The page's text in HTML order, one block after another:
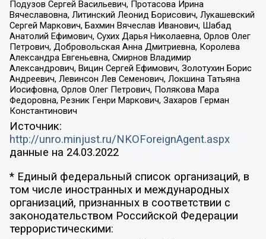
Подузов Сергей Васильевич, Протасова Ирина
Вячеславовна, Литинский Леонид Борисович, Лукашевский
Сергей Маркович, Бахмин Вячеслав Иванович, Шабад
Анатолий Ефимович, Сухих Дарья Николаевна, Орлов Олег
Петрович, Добровольская Анна Дмитриевна, Королева
Александра Евгеньевна, Смирнов Владимир
Александрович, Вицин Сергей Ефимович, Золотухин Борис
Андреевич, Левинсон Лев Семенович, Локшина Татьяна
Иосифовна, Орлов Олег Петрович, Полякова Мара
Федоровна, Резник Генри Маркович, Захаров Герман
Константинович
Источник:
http://unro.minjust.ru/NKOForeignAgent.aspx
данные на 24.03.2022
* Единый федеральный список организаций, в
том числе иностранных и международных
организаций, признанных в соответствии с
законодательством Российской Федерации
террористическими: